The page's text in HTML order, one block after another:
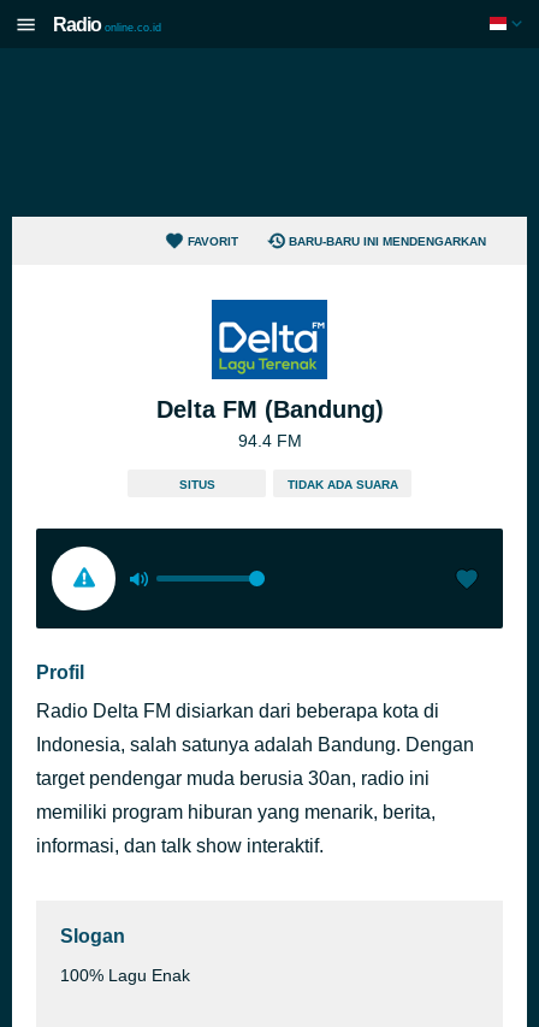
Radio online.co.id
FAVORIT BARU-BARU INI MENDENGARKAN
Delta FM (Bandung)
94.4 FM
SITUS TIDAK ADA SUARA
Profil
Radio Delta FM disiarkan dari beberapa kota di
Indonesia, salah satunya adalah Bandung. Dengan
target pendengar muda berusia 30an, radio ini
memiliki program hiburan yang menarik, berita,
informasi, dan talk show interaktif.
Slogan
100% Lagu Enak